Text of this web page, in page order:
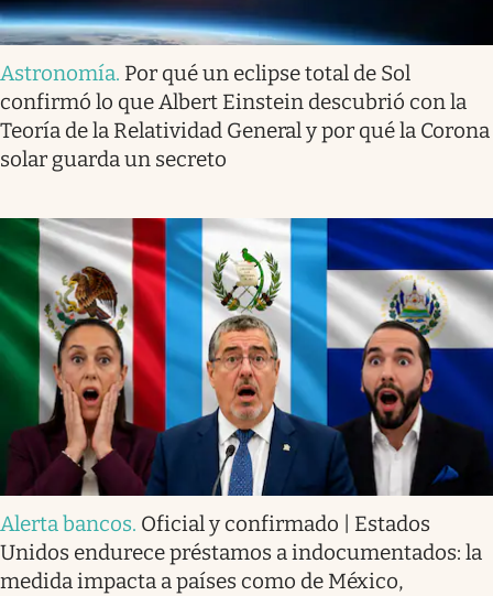
Astronomía. Por qué un eclipse total de Sol
confirmó lo que Albert Einstein descubrió con la
Teoría de la Relatividad General y por qué la Corona
solar guarda un secreto
Alerta bancos. Oficial y confirmado | Estados
Unidos endurece préstamos a indocumentados: la
medida impacta a países como de México,